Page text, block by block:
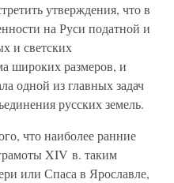
утверждения, что в
на Руси податной и
и светских
широких размеров, и
одной из главных задач
русских земель.
что наиболее ранние
XIV в. таким
или Спаса в Ярославле,